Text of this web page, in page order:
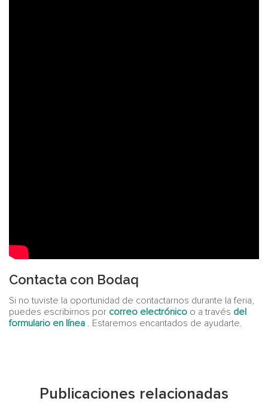
Contacta con Bodaq
Si no tuviste la oportunidad de contactarnos durante la feria,
puedes escribirnos por correo electrónico o a través del
formulario en línea . Estaremos encantados de ayudarte.
Publicaciones relacionadas